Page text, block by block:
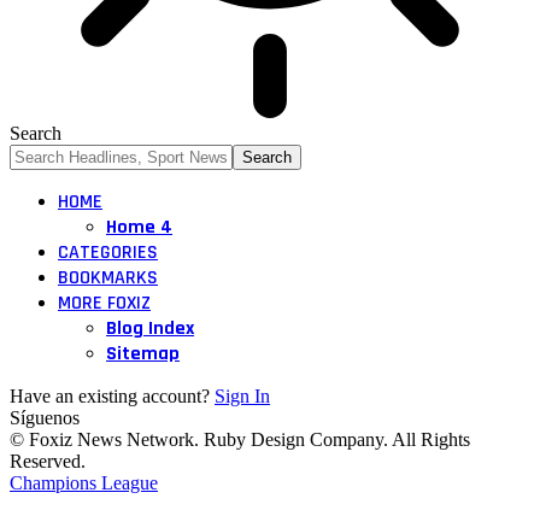
Search
HOME
Home 4
CATEGORIES
BOOKMARKS
MORE FOXIZ
Blog Index
Sitemap
Have an existing account? Sign In
Síguenos
© Foxiz News Network. Ruby Design Company. All Rights
Reserved.
Champions League